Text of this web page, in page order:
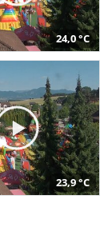
24,0 °C
23,9 °C